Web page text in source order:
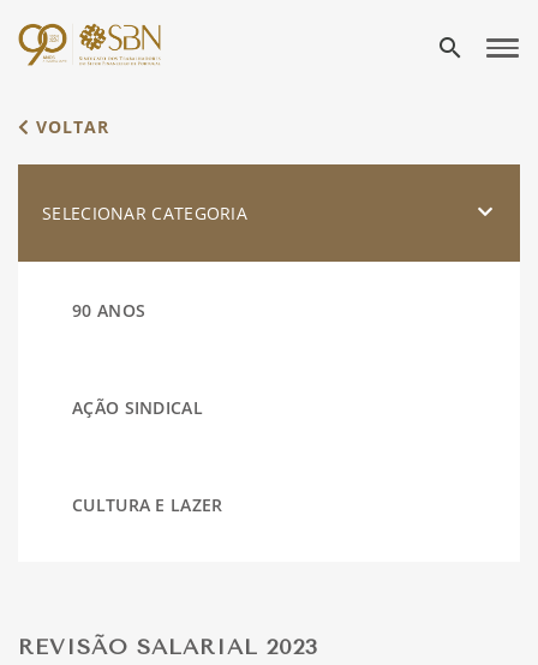
search
VOLTAR
SELECIONAR CATEGORIA
90 ANOS
AÇÃO SINDICAL
CULTURA E LAZER
REVISÃO SALARIAL 2023